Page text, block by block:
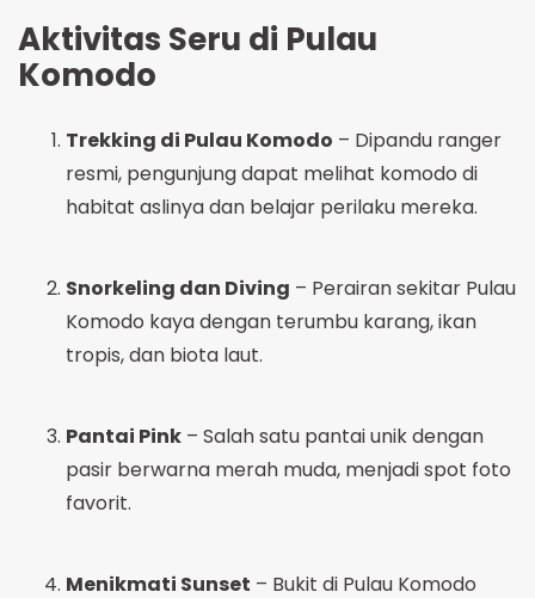
Aktivitas Seru di Pulau
Komodo
Trekking di Pulau Komodo – Dipandu ranger
resmi, pengunjung dapat melihat komodo di
habitat aslinya dan belajar perilaku mereka.
Snorkeling dan Diving – Perairan sekitar Pulau
Komodo kaya dengan terumbu karang, ikan
tropis, dan biota laut.
Pantai Pink – Salah satu pantai unik dengan
pasir berwarna merah muda, menjadi spot foto
favorit.
Menikmati Sunset – Bukit di Pulau Komodo